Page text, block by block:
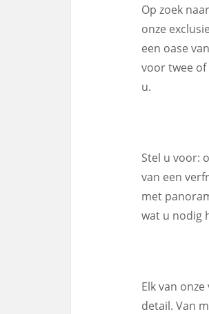
Op zoek
onze
een oase
voor twee
u.
Stel u voor:
van een
met
wat u nodig
Elk van
detail. Van